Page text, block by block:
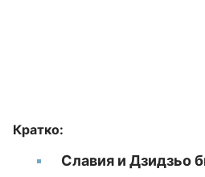
Кратко:
Славия и Дзидзьо